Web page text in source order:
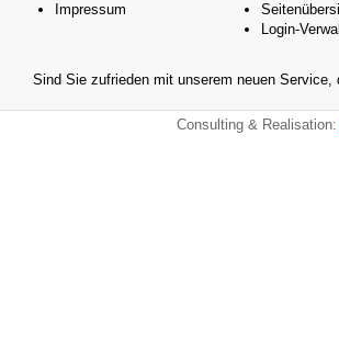
Impressum
Login-
Sind Sie zufrieden mit unserem neuen
Consulting & Realisation: